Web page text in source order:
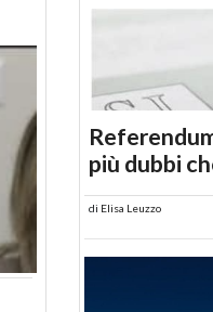
più dubbi
di Elisa Leuzzo